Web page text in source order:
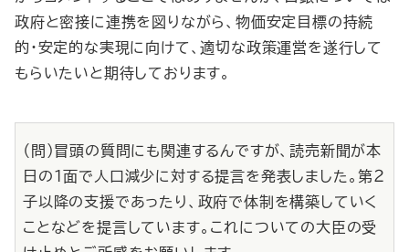
政府と密接に連携を図りながら、物価安定目標の持続
的・安定的な実現に向けて、適切な政策運営を遂行して
もらいたいと期待しております。
（問）冒頭の質問にも関連するんですが、読売新聞が本
日の１面で人口減少に対する提言を発表しました。第２
子以降の支援であったり、政府で体制を構築していく
ことなどを提言しています。これについての大臣の受